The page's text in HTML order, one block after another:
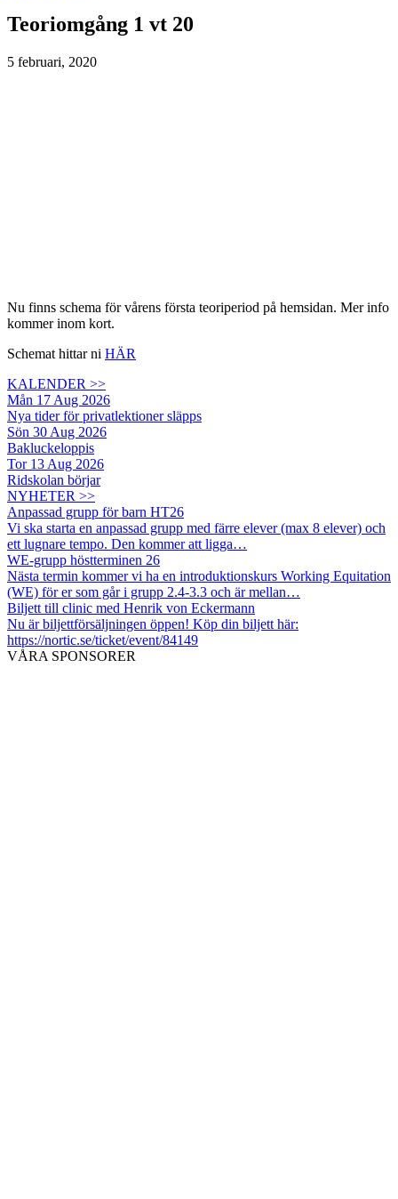
Teoriomgång 1 vt 20
5 februari, 2020
Nu finns schema för vårens första teoriperiod på hemsidan. Mer info
kommer inom kort.
Schemat hittar ni HÄR
KALENDER >>
Mån 17 Aug 2026
Nya tider för privatlektioner släpps
Sön 30 Aug 2026
Bakluckeloppis
Tor 13 Aug 2026
Ridskolan börjar
NYHETER >>
Anpassad grupp för barn HT26
Vi ska starta en anpassad grupp med färre elever (max 8 elever) och
ett lugnare tempo. Den kommer att ligga…
WE-grupp höstterminen 26
Nästa termin kommer vi ha en introduktionskurs Working Equitation
(WE) för er som går i grupp 2.4-3.3 och är mellan…
Biljett till clinic med Henrik von Eckermann
Nu är biljettförsäljningen öppen! Köp din biljett här:
https://nortic.se/ticket/event/84149
VÅRA SPONSORER